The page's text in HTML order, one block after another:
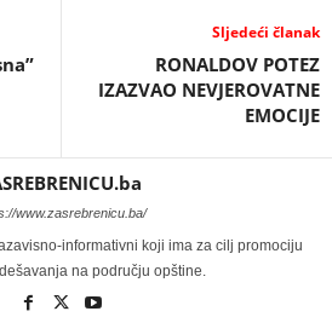
Sljedeći članak
RONALDOV POTEZ
IZAZVAO NEVJEROVATNE
EMOCIJE
www.zasrebrenicu.ba/
informativni koji ima za cilj promociju
na području opštine.